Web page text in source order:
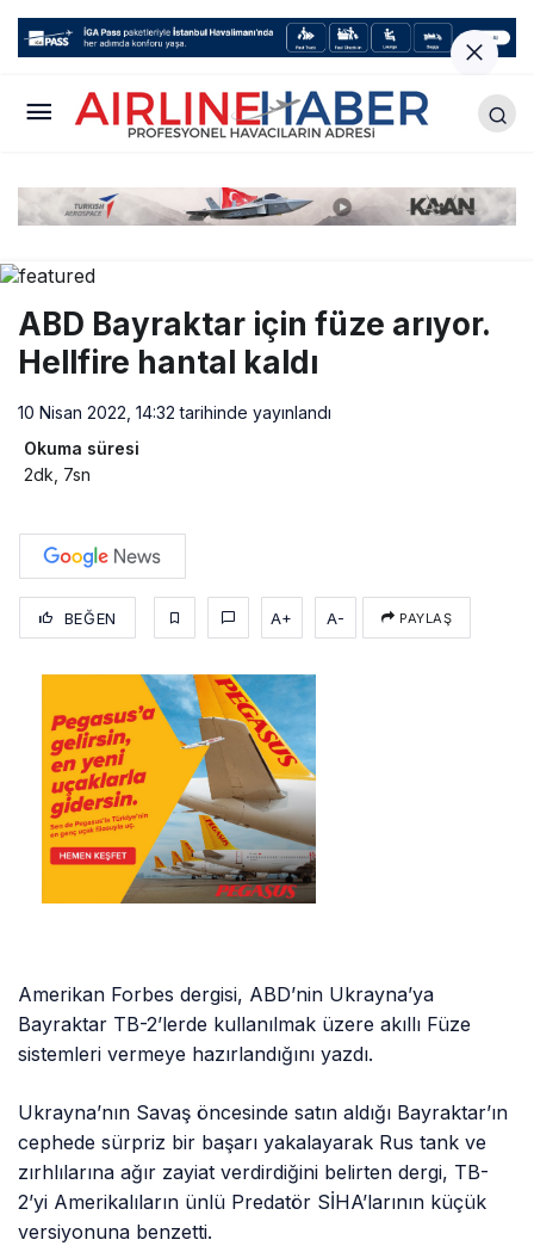
ABD Bayraktar için füze arıyor.
Hellfire hantal kaldı
10 Nisan 2022, 14:32 tarihinde yayınlandı
Okuma süresi
2dk, 7sn
BEĞEN A+ A- PAYLAŞ
Amerikan Forbes dergisi, ABD’nin Ukrayna’ya
Bayraktar TB-2’lerde kullanılmak üzere akıllı Füze
sistemleri vermeye hazırlandığını yazdı.
Ukrayna’nın Savaş öncesinde satın aldığı Bayraktar’ın
cephede sürpriz bir başarı yakalayarak Rus tank ve
zırhlılarına ağır zayiat verdirdiğini belirten dergi, TB-
2’yi Amerikalıların ünlü Predatör SİHA’larının küçük
versiyonuna benzetti.